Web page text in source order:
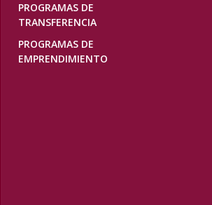
PROGRAMAS DE
TRANSFERENCIA
PROGRAMAS DE
EMPRENDIMIENTO